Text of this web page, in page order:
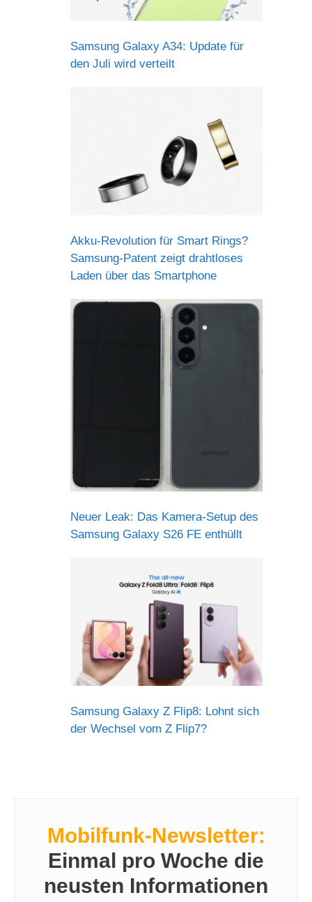
Samsung Galaxy A34: Update für
den Juli wird verteilt
Akku-Revolution für Smart Rings?
Samsung-Patent zeigt drahtloses
Laden über das Smartphone
Neuer Leak: Das Kamera-Setup des
Samsung Galaxy S26 FE enthüllt
Samsung Galaxy Z Flip8: Lohnt sich
der Wechsel vom Z Flip7?
Mobilfunk-Newsletter:
Einmal pro Woche die
neusten Informationen